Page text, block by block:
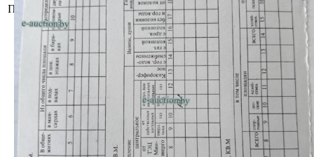
Площадь общая (кв.м.)
949.8
Сведения о капитальном строении
(согласно выписке из ЕГРНИ):
Наименование: Здание бывшего
кинотеатра "Чайка"
Назначение: Здание
специализированное иного
назначения
Составные части и
принадлежности: кирпичная с
металлическим каркасом
остекленная холодная пристройка.